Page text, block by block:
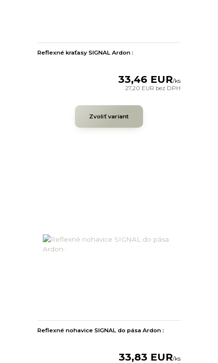
Reflexné kraťasy SIGNAL Ardon :
33,46 EUR/ks
27,20 EUR bez DPH
Zvoliť variant
Reflexné nohavice SIGNAL do pása Ardon :
33,83 EUR/ks